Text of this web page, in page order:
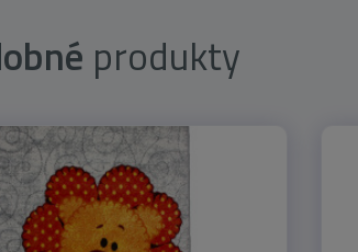
produkty